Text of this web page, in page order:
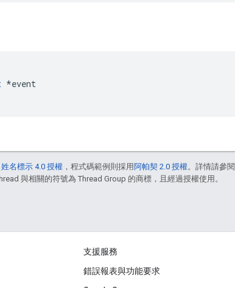
*event
姓名標示 4.0 授權 ，程式碼範例則採用 阿帕契 2.0 授權。詳情請參閱
與相關的符號為 Thread Group 的商標，且經過授權使用。
支援服務
錯誤報表與功能要求